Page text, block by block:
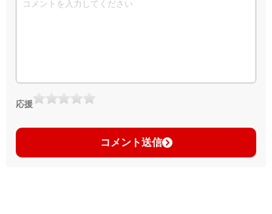
応援
コメント送信